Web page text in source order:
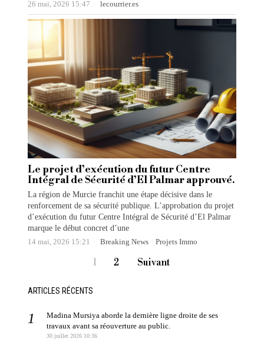
26 mai, 2026 15:47 lecourrier.es
Le projet d’exécution du futur Centre
Intégral de Sécurité d’El Palmar approuvé.
La région de Murcie franchit une étape décisive dans le
renforcement de sa sécurité publique. L’approbation du projet
d’exécution du futur Centre Intégral de Sécurité d’El Palmar
marque le début concret d’une
14 mai, 2026 15:21 Breaking News · Projets Immo
1 2 Suivant
ARTICLES RÉCENTS
Madina Mursiya aborde la dernière ligne droite de ses
travaux avant sa réouverture au public.
30 juillet 2026 10:36